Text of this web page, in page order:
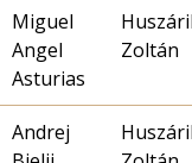
Miguel
Angel
Asturias
Zoltán
Andrej